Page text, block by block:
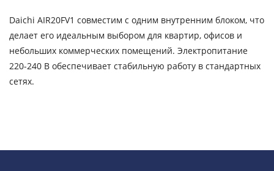
Daichi AIR20FV1 совместим с одним внутренним блоком, что
делает его идеальным выбором для квартир, офисов и
небольших коммерческих помещений. Электропитание
220-240 В обеспечивает стабильную работу в стандартных
сетях.